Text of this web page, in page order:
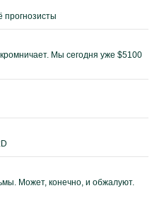
прогнозисты
Мы сегодня уже $5100
Может, конечно, и обжалуют.